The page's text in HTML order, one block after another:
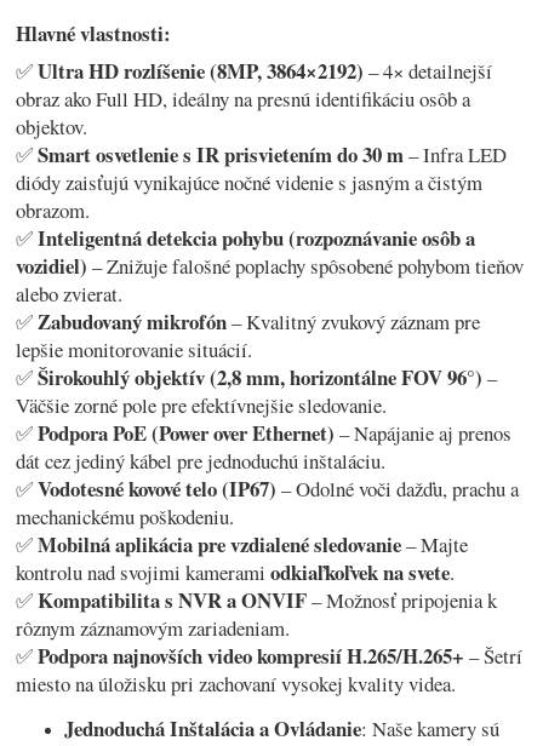
Hlavné vlastnosti:
✅Ultra HD rozlíšenie (8MP, 3864×2192) – 4× detailnejší
obraz ako Full HD, ideálny na presnú identifikáciu osôb a
objektov.
✅Smart osvetlenie s IR prisvietením do 30 m– Infra LED
diódy zaisťujú vynikajúce nočné videnie s jasným a čistým
obrazom.
✅Inteligentná detekcia pohybu (rozpoznávanie osôb a
vozidiel) – Znižuje falošné poplachy spôsobené pohybom tieňov
alebo zvierat.
✅Zabudovaný mikrofón– Kvalitný zvukový záznam pre
lepšie monitorovanie situácií.
✅Širokouhlý objektív (2,8 mm, horizontálne FOV 96°) –
Väčšie zorné pole pre efektívnejšie sledovanie.
✅Podpora PoE (Power over Ethernet) – Napájanie aj prenos
dát cez jediný kábel pre jednoduchú inštaláciu.
✅Vodotesné kovové telo (IP67) – Odolné voči dažďu, prachu a
mechanickému poškodeniu.
✅Mobilná aplikácia pre vzdialené sledovanie– Majte
kontrolu nad svojimi kameramiodkiaľkoľvek na svete.
✅Kompatibilita s NVR a ONVIF– Možnosť pripojenia k
rôznym záznamovým zariadeniam.
✅Podpora najnovších video kompresií H.265/H.265+ – Šetrí
miesto na úložisku pri zachovaní vysokej kvality videa.
Jednoduchá Inštalácia a Ovládanie: Naše kamery sú